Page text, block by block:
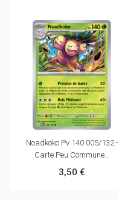
Noadkoko Pv 140 005/132 -
Carte Peu Commune...
3,50 €